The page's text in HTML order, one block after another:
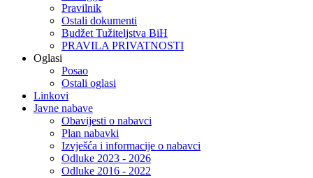
Pravilnik
Ostali dokumenti
Budžet Tužiteljstva BiH
PRAVILA PRIVATNOSTI
Oglasi
Posao
Ostali oglasi
Linkovi
Javne nabave
Obavijesti o nabavci
Plan nabavki
Izvješća i informacije o nabavci
Odluke 2023 - 2026
Odluke 2016 - 2022